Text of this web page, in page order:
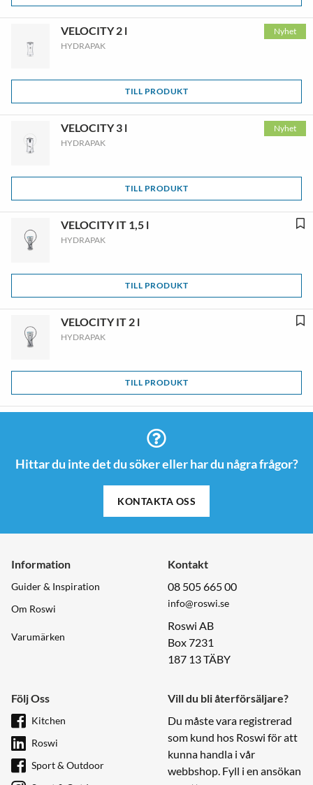
Nyhet
VELOCITY 2 l
HYDRAPAK
TILL PRODUKT
Nyhet
VELOCITY 3 l
HYDRAPAK
TILL PRODUKT
VELOCITY IT 1,5 l
HYDRAPAK
TILL PRODUKT
VELOCITY IT 2 l
HYDRAPAK
TILL PRODUKT
Hittar du inte det du söker eller har du några frågor?
KONTAKTA OSS
Information
Guider & Inspiration
Om Roswi
Varumärken
Kontakt
08 505 665 00
info@roswi.se
Roswi AB
Box 7231
187 13 TÄBY
Följ Oss
Kitchen
Roswi
Sport & Outdoor
Vill du bli återförsäljare?
Du måste vara registrerad
som kund hos Roswi för att
kunna handla i vår
webbshop. Fyll i en ansökan